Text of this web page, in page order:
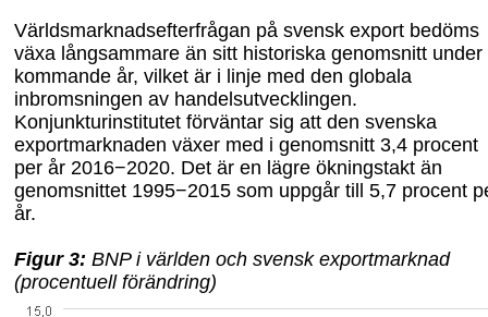
Världsmarknadsefterfrågan på svensk export bedöms
växa långsammare än sitt historiska genomsnitt under
kommande år, vilket är i linje med den globala
inbromsningen av handelsutvecklingen.
Konjunkturinstitutet förväntar sig att den svenska
exportmarknaden växer med i genomsnitt 3,4 procent
per år 2016−2020. Det är en lägre ökningstakt än
genomsnittet 1995−2015 som uppgår till 5,7 procent
år.
Figur 3: BNP i världen och svensk exportmarknad
(procentuell förändring)